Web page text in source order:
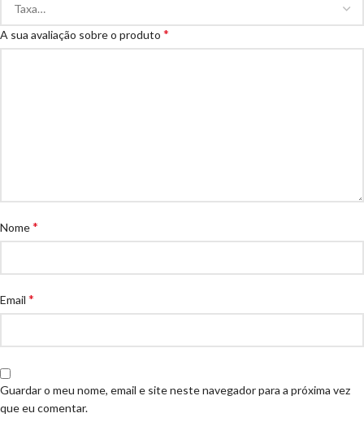
A sua avaliação sobre o produto *
Nome*
Email *
Guardar o meu nome, email e site neste navegador para a próxima vez
que eu comentar.